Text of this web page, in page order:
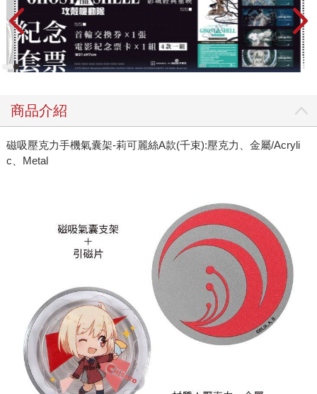
商品介紹
磁吸壓克力手機氣囊架-莉可麗絲A款(千束):壓克力、金屬/Acryli
c、Metal